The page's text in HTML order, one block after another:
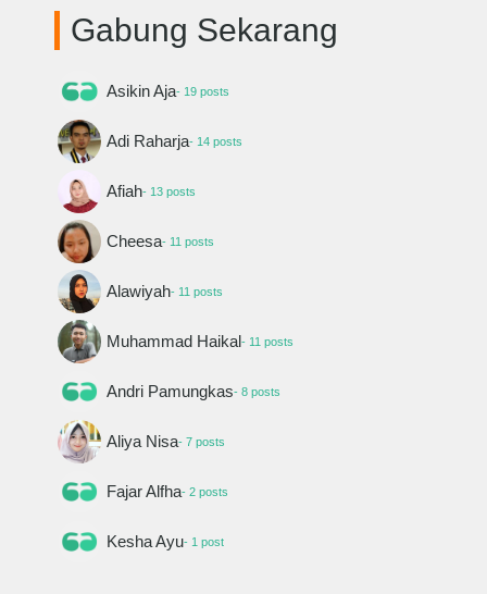
Gabung Sekarang
Asikin Aja- 19 posts
Adi Raharja- 14 posts
Afiah- 13 posts
Cheesa- 11 posts
Alawiyah- 11 posts
Muhammad Haikal- 11 posts
Andri Pamungkas- 8 posts
Aliya Nisa- 7 posts
Fajar Alfha- 2 posts
Kesha Ayu- 1 post